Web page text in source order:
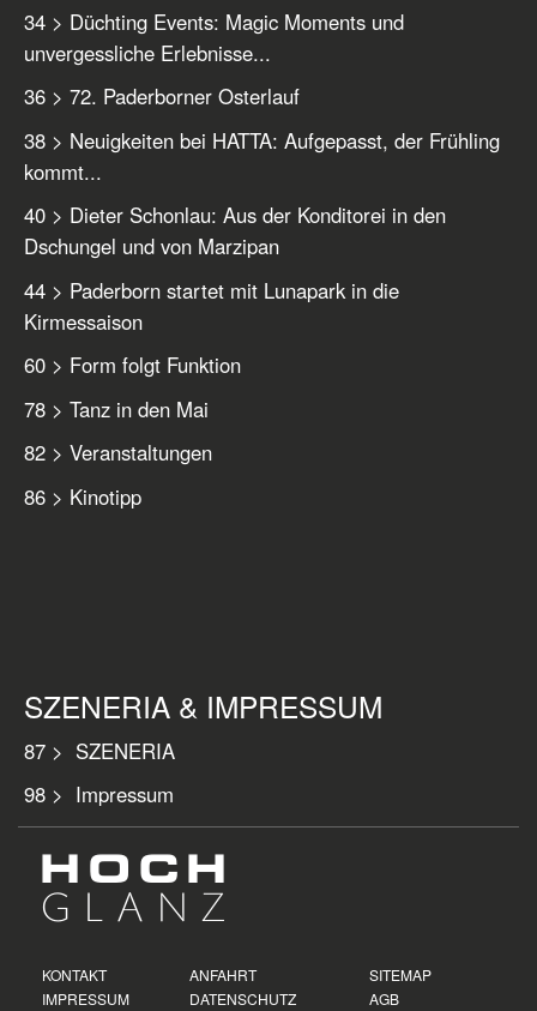
34 > Düchting Events: Magic Moments und
unvergessliche Erlebnisse...
36 > 72. Paderborner Osterlauf
38 > Neuigkeiten bei HATTA: Aufgepasst, der Frühling
kommt...
40 > Dieter Schonlau: Aus der Konditorei in den
Dschungel und von Marzipan
44 > Paderborn startet mit Lunapark in die
Kirmessaison
60 > Form folgt Funktion
78 > Tanz in den Mai
82 > Veranstaltungen
86 > Kinotipp
SZENERIA & IMPRESSUM
87 > SZENERIA
98 > Impressum
KONTAKT ANFAHRT
SITEMAP
IMPRESSUM
DATENSCHUTZ AGB